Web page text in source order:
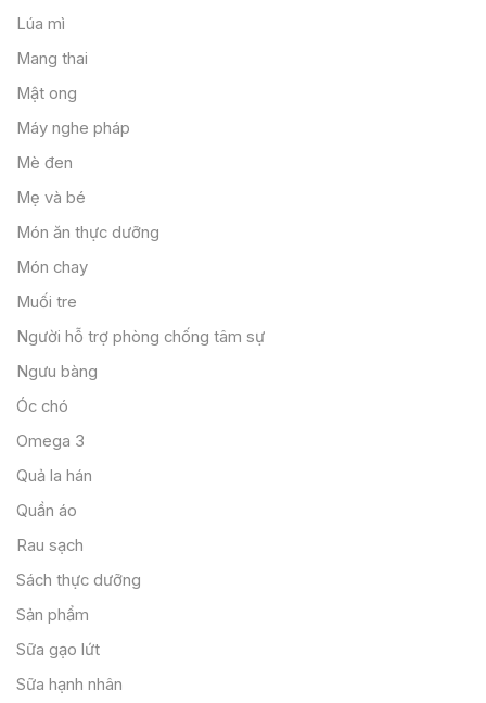
Lúa mì
Mang thai
Mật ong
Máy nghe pháp
Mè đen
Mẹ và bé
Món ăn thực dưỡng
Món chay
Muối tre
Người hỗ trợ phòng chống tâm sự
Ngưu bàng
Óc chó
Omega 3
Quả la hán
Quần áo
Rau sạch
Sách thực dưỡng
Sản phẩm
Sữa gạo lứt
Sữa hạnh nhân